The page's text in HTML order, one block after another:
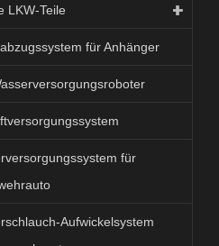
LKW-Teile
für Anhänger
für
Aufwickelsystem